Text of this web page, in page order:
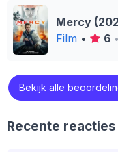
Mercy
Film • 6
Bekijk alle
Recente reacties